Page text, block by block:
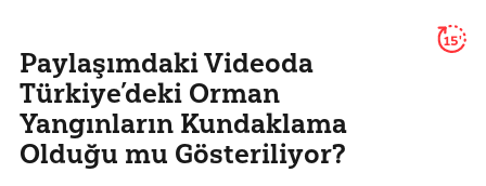
Paylaşımdaki Videoda
Türkiye’deki Orman
Yangınların Kundaklama
Olduğu mu Gösteriliyor?
15'